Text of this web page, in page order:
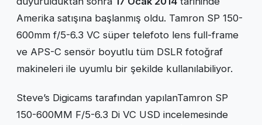
Amerika satışına başlanmış oldu. Tamron SP 150-
600mm f/5-6.3 VC süper telefoto lens full-frame
ve APS-C sensör boyutlu tüm DSLR fotoğraf
makineleri ile uyumlu bir şekilde kullanılabiliyor.
Steve’s Digicams tarafından yapılanTamron SP
150-600MM F/5-6.3 Di VC USD incelemesinde